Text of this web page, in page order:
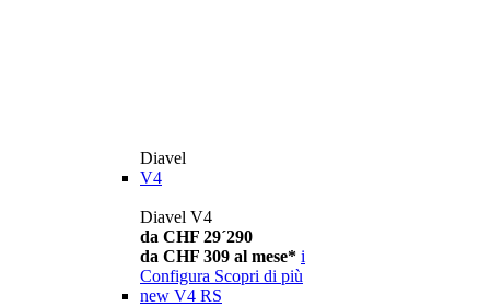
Diavel
V4
Diavel V4
da CHF 29´290
da CHF 309 al mese* i
Configura Scopri di più
new V4 RS